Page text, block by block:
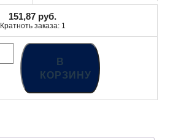
151,87 руб.
Кратноть заказа: 1
В
КОРЗИНУ